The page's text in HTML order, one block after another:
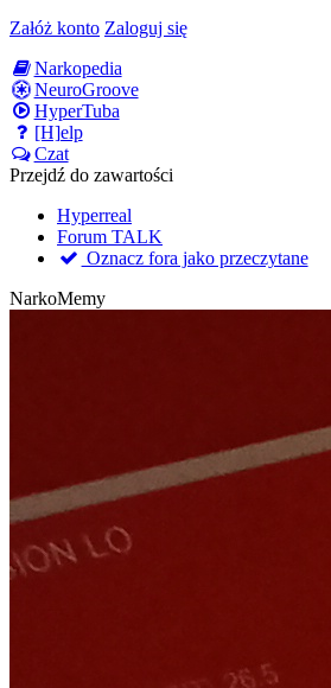
Załóż konto Zaloguj się
Narkopedia
NeuroGroove
HyperTuba
[H]elp
Czat
Przejdź do zawartości
Hyperreal
Forum TALK
Oznacz fora jako przeczytane
NarkoMemy